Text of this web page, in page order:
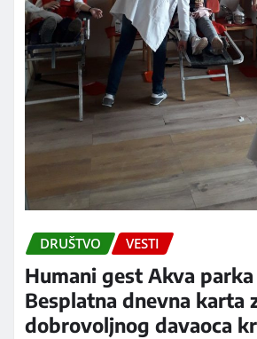
DRUŠTVO VESTI
Humani gest Akva
Besplatna dnevna karta
dobrovoljnog davaoca